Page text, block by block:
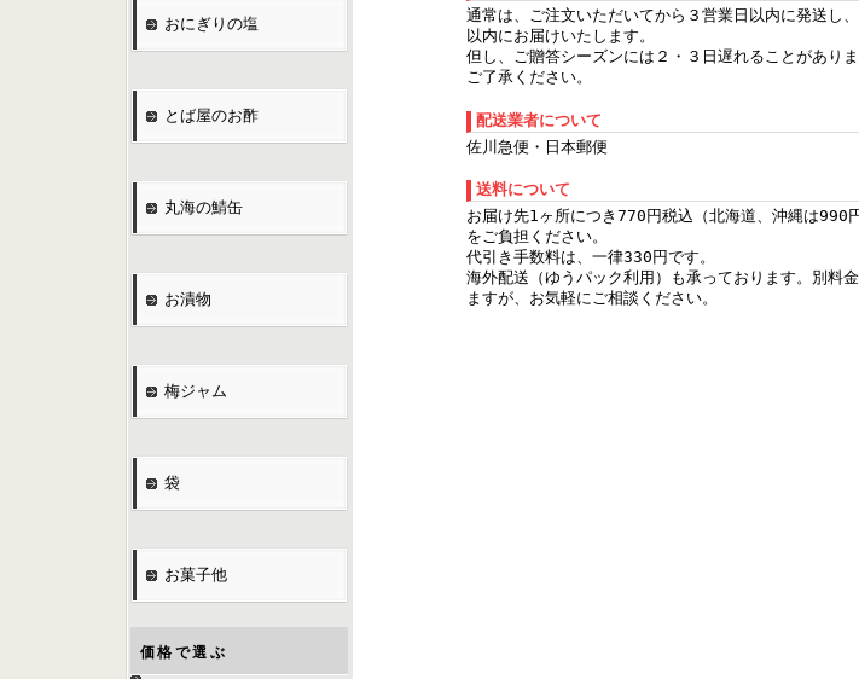
おにぎりの塩
とば屋のお酢
丸海の鯖缶
お漬物
梅ジャム
袋
お菓子他
価格で選ぶ
通常は、ご注文いただいてから３営業日以内に発送し
以内にお届けいたします。
但し、ご贈答シーズンには２・３日遅れることがあり
ご了承ください。
配送業者について
佐川急便・日本郵便
送料について
お届け先1ヶ所につき770円税込（北海道、沖縄は990
をご負担ください。
代引き手数料は、一律330円です。
海外配送（ゆうパック利用）も承っております。別料
ますが、お気軽にご相談ください。